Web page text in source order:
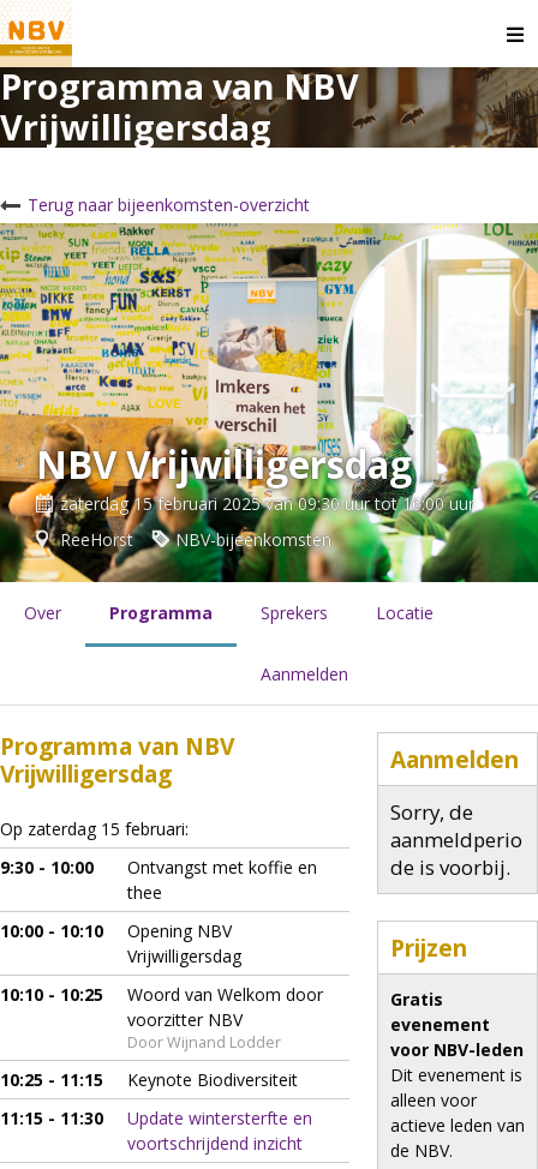
Programma van NBV
Vrijwilligersdag
Terug naar bijeenkomsten-overzicht
NBV Vrijwilligersdag
zaterdag 15 februari 2025 van 09:30 uur tot 16:00 uur
ReeHorst
NBV-bijeenkomsten
Over Programma Sprekers Locatie
Aanmelden
Programma van NBV
Vrijwilligersdag
Op zaterdag 15 februari:
9:30 - 10:00
Ontvangst met koffie en
thee
10:00 - 10:10
Opening NBV
Vrijwilligersdag
10:10 - 10:25
Woord van Welkom door
voorzitter NBV
Door Wijnand Lodder
10:25 - 11:15
Keynote Biodiversiteit
11:15 - 11:30
Update wintersterfte en
voortschrijdend inzicht
Aanmelden
Sorry, de
aanmeldperio
de is voorbij.
Prijzen
Gratis
evenement
voor NBV-leden
Dit evenement is
alleen voor
actieve leden van
de NBV.